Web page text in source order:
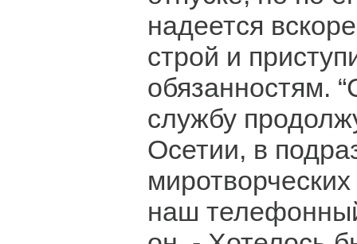
надеется
строй и
обязанностям.
службу
Осетии, в
наш